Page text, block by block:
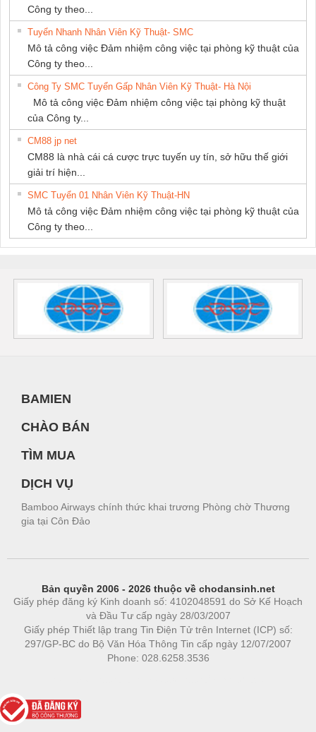
Công ty theo...
Tuyển Nhanh Nhân Viên Kỹ Thuật- SMC
Mô tả công việc Đảm nhiệm công việc tại phòng kỹ thuật của
Công ty theo...
Công Ty SMC Tuyển Gấp Nhân Viên Kỹ Thuật- Hà Nội
Mô tả công việc Đảm nhiệm công việc tại phòng kỹ thuật
của Công ty...
CM88 jp net
CM88 là nhà cái cá cược trực tuyến uy tín, sở hữu thế giới
giải trí hiện...
SMC Tuyển 01 Nhân Viên Kỹ Thuật-HN
Mô tả công việc Đảm nhiệm công việc tại phòng kỹ thuật của
Công ty theo...
BAMIEN
CHÀO BÁN
TÌM MUA
DỊCH VỤ
Bamboo Airways chính thức khai trương Phòng chờ Thương
gia tại Côn Đảo
Bản quyền 2006 - 2026 thuộc về chodansinh.net
Giấy phép đăng ký Kinh doanh số: 4102048591 do Sở Kế Hoạch
và Đầu Tư cấp ngày 28/03/2007
Giấy phép Thiết lập trang Tin Điện Tử trên Internet (ICP) số:
297/GP-BC do Bộ Văn Hóa Thông Tin cấp ngày 12/07/2007
Phone: 028.6258.3536